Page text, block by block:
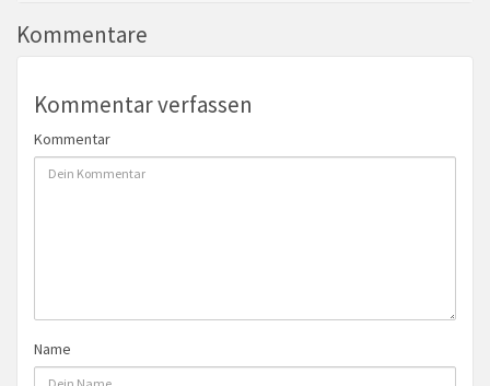
Kommentare
Kommentar verfassen
Kommentar
Name